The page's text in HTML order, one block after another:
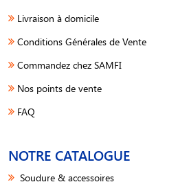
Livraison à domicile
Conditions Générales de Vente
Commandez chez SAMFI
Nos points de vente
FAQ
NOTRE CATALOGUE
Soudure & accessoires